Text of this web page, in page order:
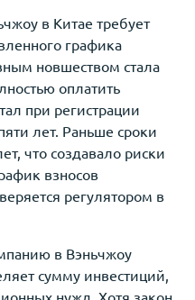
в Китае требует
графика
новшеством стала
оплатить
при регистрации
лет. Раньше сроки
что создавало риски
взносов
регулятором в
в Вэньчжоу
сумму инвестиций,
нужд. Хотя закон